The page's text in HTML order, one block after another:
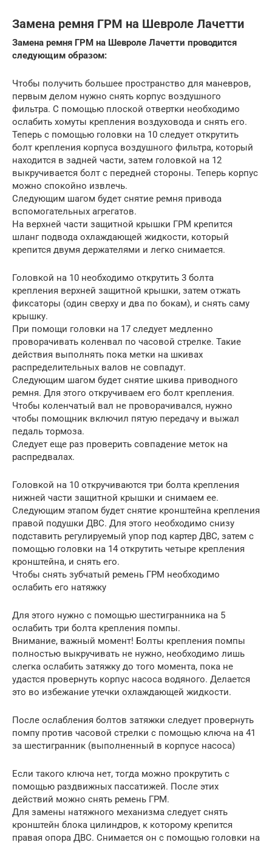
Замена ремня ГРМ на Шевроле Лачетти
Замена ремня ГРМ на Шевроле Лачетти проводится
следующим образом:
Чтобы получить большее пространство для маневров,
первым делом нужно снять корпус воздушного
фильтра. С помощью плоской отвертки необходимо
ослабить хомуты крепления воздуховода и снять его.
Теперь с помощью головки на 10 следует открутить
болт крепления корпуса воздушного фильтра, который
находится в задней части, затем головкой на 12
выкручивается болт с передней стороны. Теперь корпус
можно спокойно извлечь.
Следующим шагом будет снятие ремня привода
вспомогательных агрегатов.
На верхней части защитной крышки ГРМ крепится
шланг подвода охлаждающей жидкости, который
крепится двумя держателями и легко снимается.
Головкой на 10 необходимо открутить 3 болта
крепления верхней защитной крышки, затем отжать
фиксаторы (один сверху и два по бокам), и снять саму
крышку.
При помощи головки на 17 следует медленно
проворачивать коленвал по часовой стрелке. Такие
действия выполнять пока метки на шкивах
распределительных валов не совпадут.
Следующим шагом будет снятие шкива приводного
ремня. Для этого откручиваем его болт крепления.
Чтобы коленчатый вал не проворачивался, нужно
чтобы помощник включил пятую передачу и выжал
педаль тормоза.
Следует еще раз проверить совпадение меток на
распредвалах.
Головкой на 10 откручиваются три болта крепления
нижней части защитной крышки и снимаем ее.
Следующим этапом будет снятие кронштейна крепления
правой подушки ДВС. Для этого необходимо снизу
подставить регулируемый упор под картер ДВС, затем с
помощью головки на 14 открутить четыре крепления
кронштейна, и снять его.
Чтобы снять зубчатый ремень ГРМ необходимо
ослабить его натяжку
Для этого нужно с помощью шестигранника на 5
ослабить три болта крепления помпы.
Внимание, важный момент! Болты крепления помпы
полностью выкручивать не нужно, необходимо лишь
слегка ослабить затяжку до того момента, пока не
удастся провернуть корпус насоса водяного. Делается
это во избежание утечки охлаждающей жидкости.
После ослабления болтов затяжки следует провернуть
помпу против часовой стрелки с помощью ключа на 41
за шестигранник (выполненный в корпусе насоса)
Если такого ключа нет, тогда можно прокрутить с
помощью раздвижных пассатижей. После этих
действий можно снять ремень ГРМ.
Для замены натяжного механизма следует снять
кронштейн блока цилиндров, к которому крепится
правая опора ДВС. Снимается он с помощью головки на